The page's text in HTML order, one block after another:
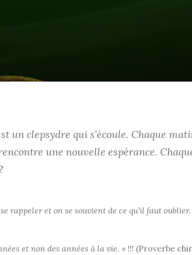
un clepsydre qui s’écoule. Chaque
une nouvelle espérance.
rappeler et on se souvient de ce qu’il faut
et non des années à la vie. » !!! (Proverbe